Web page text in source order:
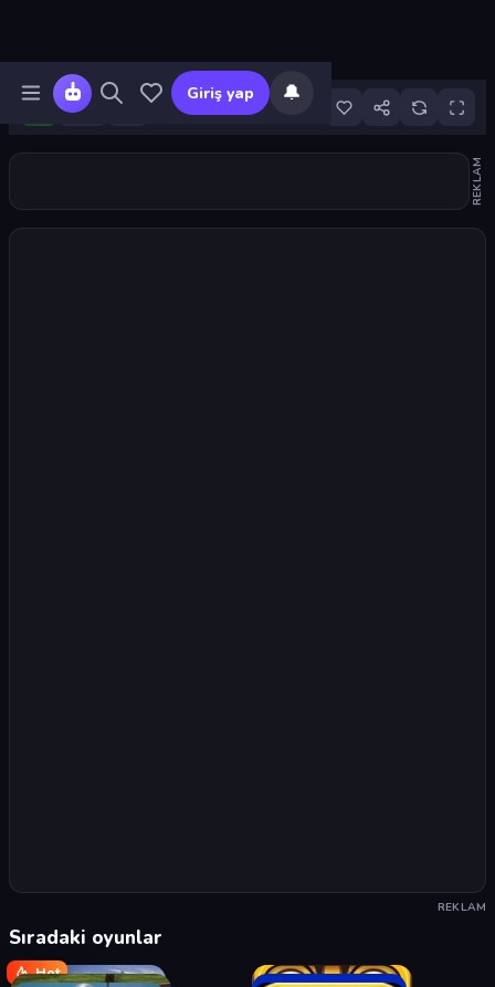
Giriş yap 🔔
1
REKLAM
REKLAM
Sıradaki oyunlar
Hot